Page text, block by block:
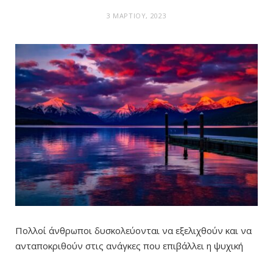
3 ΜΑΡΤΊΟΥ, 2023
Πολλοί άνθρωποι δυσκολεύονται να εξελιχθούν και να
ανταποκριθούν στις ανάγκες που επιβάλλει η ψυχική